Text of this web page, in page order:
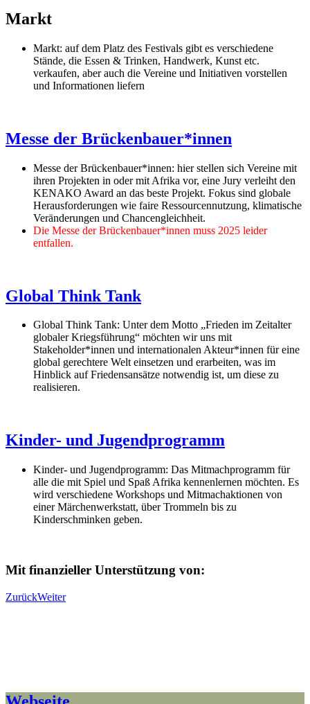
Markt
Markt: auf dem Platz des Festivals gibt es verschiedene
Stände, die Essen & Trinken, Handwerk, Kunst etc.
verkaufen, aber auch die Vereine und Initiativen vorstellen
und Informationen liefern
Messe der Brückenbauer*innen
Messe der Brückenbauer*innen: hier stellen sich Vereine mit
ihren Projekten in oder mit Afrika vor, eine Jury verleiht den
KENAKO Award an das beste Projekt. Fokus sind globale
Herausforderungen wie faire Ressourcennutzung, klimatische
Veränderungen und Chancengleichheit.
Die Messe der Brückenbauer*innen muss 2025 leider
entfallen.
Global Think Tank
Global Think Tank: Unter dem Motto „Frieden im Zeitalter
globaler Kriegsführung“ möchten wir uns mit
Stakeholder*innen und internationalen Akteur*innen für eine
global gerechtere Welt einsetzen und erarbeiten, was im
Hinblick auf Friedensansätze notwendig ist, um diese zu
realisieren.
Kinder- und Jugendprogramm
Kinder- und Jugendprogramm: Das Mitmachprogramm für
alle die mit Spiel und Spaß Afrika kennenlernen möchten. Es
wird verschiedene Workshops und Mitmachaktionen von
einer Märchenwerkstatt, über Trommeln bis zu
Kinderschminken geben.
Mit finanzieller Unterstützung von:
ZurückWeiter